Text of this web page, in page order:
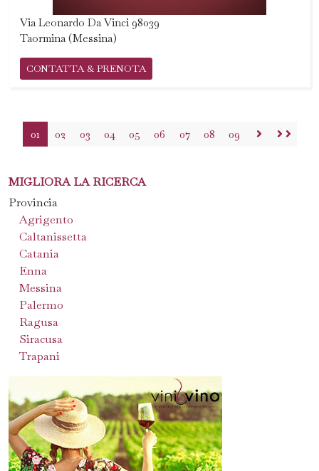
Via Leonardo Da Vinci 98039
Taormina (Messina)
CONTATTA & PRENOTA
01 02 03 04 05 06 07 08 09
MIGLIORA LA RICERCA
Provincia
Agrigento
Caltanissetta
Catania
Enna
Messina
Palermo
Ragusa
Siracusa
Trapani